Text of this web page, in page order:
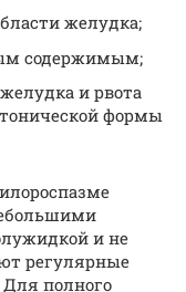
желудка;
содержимым;
и рвота
формы
и не
регулярные
полного